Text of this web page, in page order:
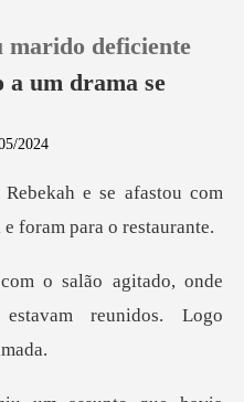
marido deficiente
a um drama se
2024
e se afastou com
do, onde
re